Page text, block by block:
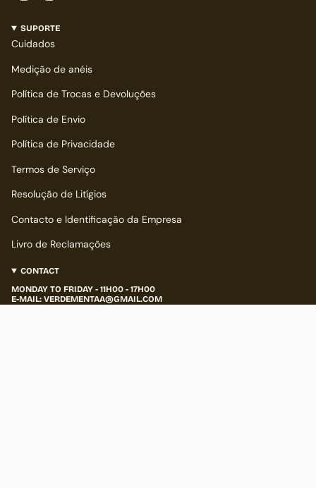
SUPORTE
Cuidados
Medição de anéis
Política de Trocas e Devoluções
Política de Envio
Política de Privacidade
Termos de Serviço
Resolução de Litígios
Contacto e Identificação da Empresa
Livro de Reclamações
CONTACT
MONDAY TO FRIDAY - 11H00 - 17H00
E-MAIL: VERDEMENTAA@GMAIL.COM